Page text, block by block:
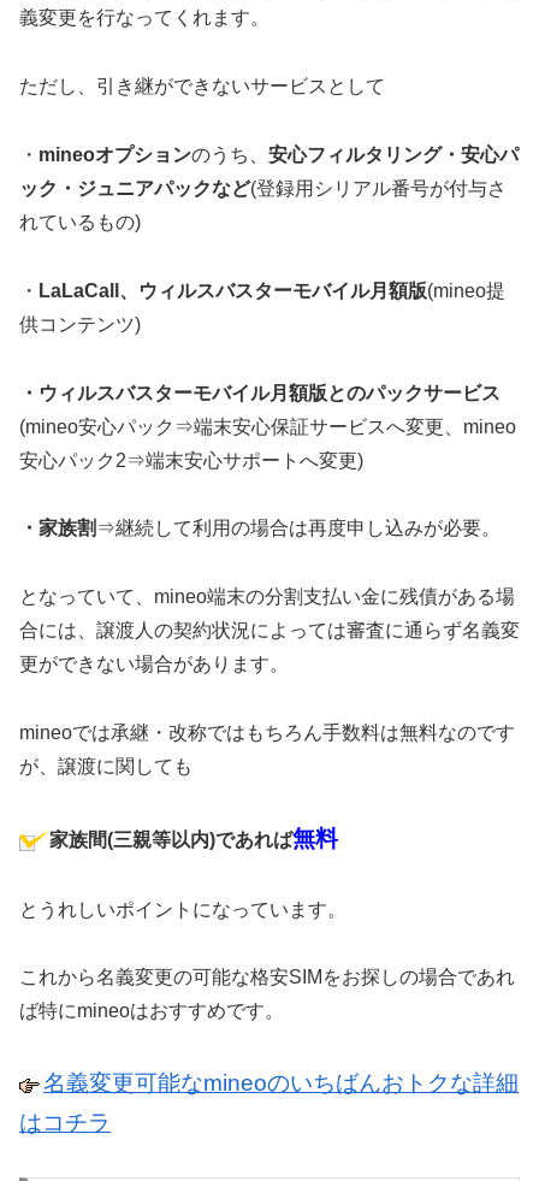
義変更を行なってくれます。
ただし、引き継ができないサービスとして
・ mineoオプションのうち、 安心フィルタリング・安心パ
ック・ジュニアパックなど(登録用シリアル番号が付与さ
れているもの)
・ LaLaCall、ウィルスバスターモバイル月額版(mineo提
供コンテンツ)
・ウィルスバスターモバイル月額版とのパックサービス
(mineo安心パック⇒端末安心保証サービスへ変更、mineo
安心パック2⇒端末安心サポートへ変更)
・家族割 ⇒継続して利用の場合は再度申し込みが必要。
となっていて、mineo端末の分割支払い金に残債がある場
合には、譲渡人の契約状況によっては審査に通らず名義変
更ができない場合があります。
mineoでは承継・改称ではもちろん手数料は無料なのです
が、譲渡に関しても
家族間(三親等以内)であれば無料
とうれしいポイントになっています。
これから名義変更の可能な格安SIMをお探しの場合であれ
ば特にmineoはおすすめです。
名義変更可能なmineoのいちばんおトクな詳細
はコチラ